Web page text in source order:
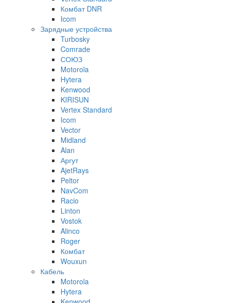
Комбат DNR
Icom
Зарядные устройства
Turbosky
Comrade
СОЮЗ
Motorola
Hytera
Kenwood
KIRISUN
Vertex Standard
Icom
Vector
Midland
Alan
Аргут
AjetRays
Peltor
NavCom
Racio
Linton
Vostok
Alinco
Roger
Комбат
Wouxun
Кабель
Motorola
Hytera